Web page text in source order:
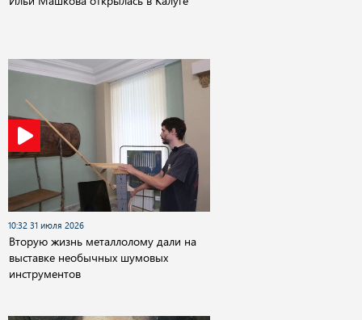
10:32 31 июля 2026
Вторую жизнь металлолому дали на
выставке необычных шумовых
инструментов